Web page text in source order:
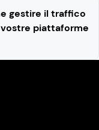
gestire il traffico
piattaforme